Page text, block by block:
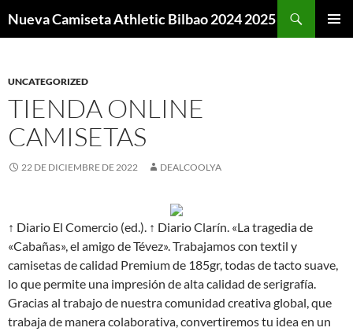
Nueva Camiseta Athletic Bilbao 2024 2025
UNCATEGORIZED
TIENDA ONLINE
CAMISETAS
22 DE DICIEMBRE DE 2022 DEALCOOLYA
↑ Diario El Comercio (ed.). ↑ Diario Clarín. «La tragedia de
«Cabañas», el amigo de Tévez». Trabajamos con textil y
camisetas de calidad Premium de 185gr, todas de tacto suave,
lo que permite una impresión de alta calidad de serigrafía.
Gracias al trabajo de nuestra comunidad creativa global, que
trabaja de manera colaborativa, convertiremos tu idea en un